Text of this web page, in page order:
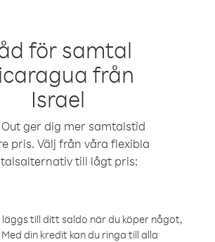
för samtal
från
Israel
ger dig mer samtalstid
pris. Välj från våra flexibla
till lågt pris:
till ditt saldo när du köper något,
din kredit kan du ringa till alla